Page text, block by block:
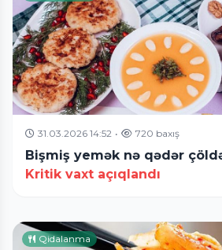
31.03.2026 14:52 • 720 baxış
Bişmiş yemək nə qədər
Kritik vaxt açıqlandı
Qidalanma